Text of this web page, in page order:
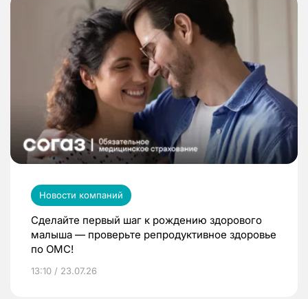
Новости компаний
Сделайте первый шаг к рождению здорового
малыша — проверьте репродуктивное здоровье
по ОМС!
13:10 / 23.07.26